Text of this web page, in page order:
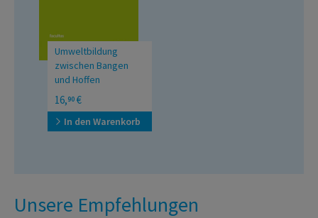
Umweltbildung
zwischen Bangen
und Hoffen
16,90 €
In den Warenkorb
Unsere Empfehlungen